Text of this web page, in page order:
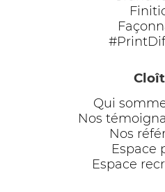
Qui
Nos
Nos
Espace
Espace